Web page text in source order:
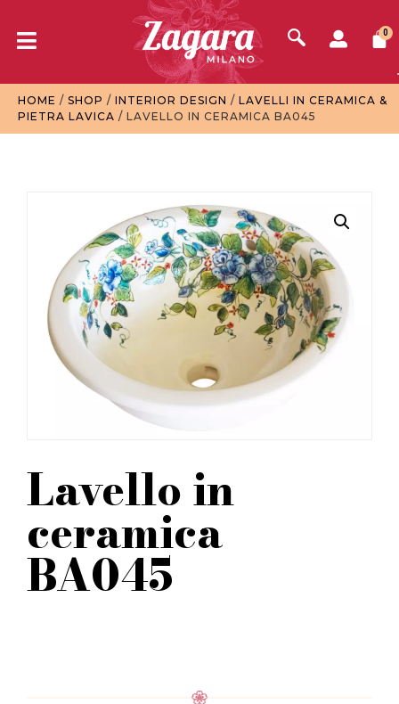
0
HOME / SHOP / INTERIOR DESIGN / LAVELLI IN CERAMICA &
PIETRA LAVICA / LAVELLO IN CERAMICA BA045
Lavello in
ceramica
BA045